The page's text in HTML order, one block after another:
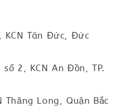
KCN Tân Đức, Đức
2, KCN An Đồn, TP.
Long, Quận Bắc